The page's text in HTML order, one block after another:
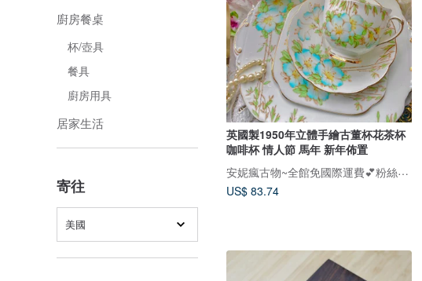
廚房餐桌
杯/壺具
餐具
廚房用具
居家生活
寄往
美國
英國製1950年立體手繪古董杯花茶杯
咖啡杯 情人節 馬年 新年佈置
安妮瘋古物~全館免國際運費💕粉絲團/IG追蹤～安妮瘋古物
US$ 83.74